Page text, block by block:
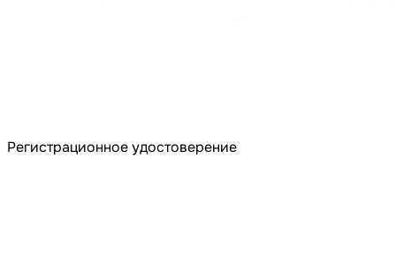
Регистрационное удостоверение